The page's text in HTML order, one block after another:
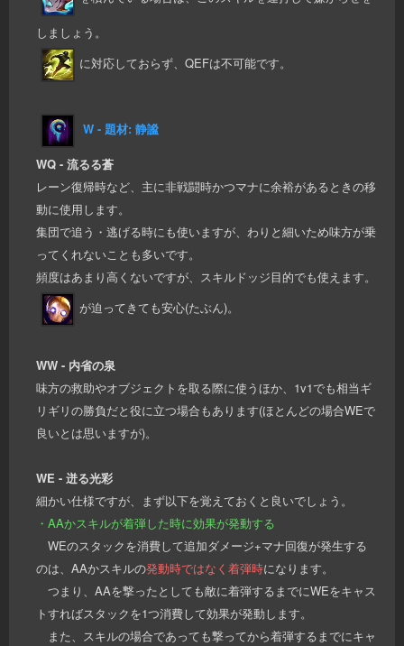
しましょう。
に対応しておらず、QEFは不可能です。
W - 題材: 静謐
WQ - 流るる蒼
レーン復帰時など、主に非戦闘時かつマナに余裕があるときの移
動に使用します。
集団で追う・逃げる時にも使いますが、わりと細いため味方が乗
ってくれないことも多いです。
頻度はあまり高くないですが、スキルドッジ目的でも使えます。
が迫ってきても安心(たぶん)。
WW - 内省の泉
味方の救助やオブジェクトを取る際に使うほか、1v1でも相当ギ
リギリの勝負だと役に立つ場合もあります(ほとんどの場合WEで
良いとは思いますが)。
WE - 迸る光彩
細かい仕様ですが、まず以下を覚えておくと良いでしょう。
・AAかスキルが着弾した時に効果が発動する
WEのスタックを消費して追加ダメージ+マナ回復が発生する
のは、AAかスキルの発動時ではなく着弾時になります。
つまり、AAを撃ったとしても敵に着弾するまでにWEをキャス
トすればスタックを1つ消費して効果が発動します。
また、スキルの場合であっても撃ってから着弾するまでにキャ